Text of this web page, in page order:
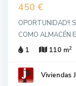
450 €
OPORTUNIDAD!!
COMO ALMACÉN
1
110 m2
Viviendas
5